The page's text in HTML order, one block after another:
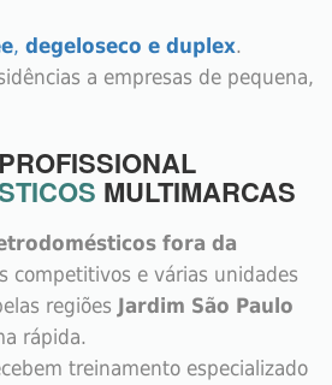
, degeloseco e duplex.
a empresas de pequena,
MULTIMARCAS
fora da
competitivos e várias unidades
regiões Jardim São Paulo
rápida.
treinamento especializado